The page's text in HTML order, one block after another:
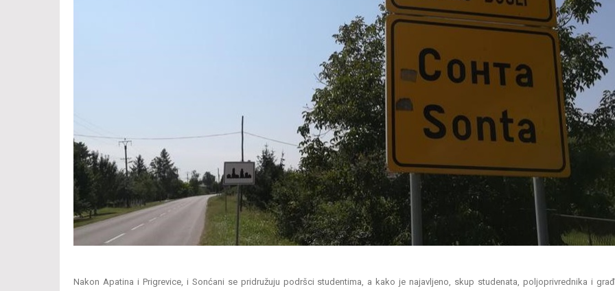
Nakon Apatina i Prigrevice, i Sonćani se pridružuju podršci studentima, a kako je najavljeno, skup studenata, poljoprivrednika i